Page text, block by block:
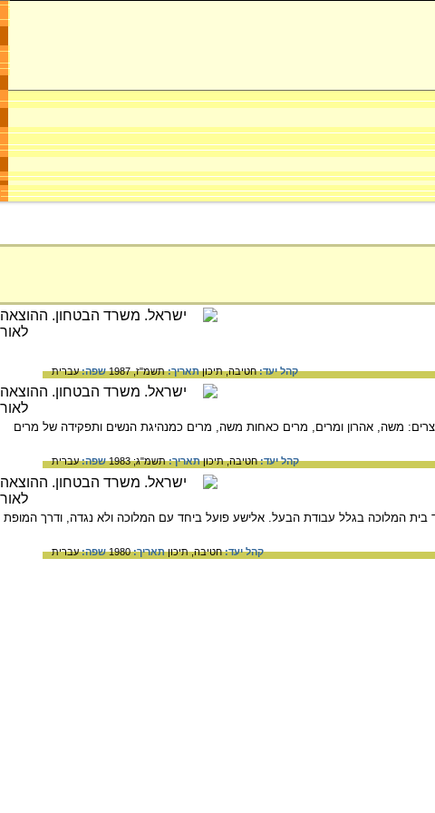
קהל יעד:חטיבה,תיכוןתאריך:תשמ"ז, 1987 שפה:עברית
משה, אהרון ומרים, מרים כאחות משה, מרים כמנהיגת הנשים ותפקידה של מרים
קהל יעד:חטיבה,תיכוןתאריך:תשמ"ג; 1983 שפה:עברית
בית המלוכה בגלל עבודת הבעל. אלישע פועל ביחד עם המלוכה ולא נגדה, ודרך המופת
קהל יעד:חטיבה,תיכוןתאריך:1980 שפה:עברית